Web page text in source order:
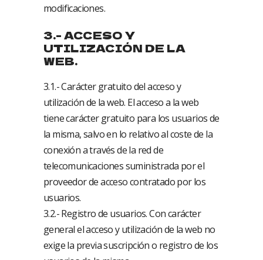
modificaciones.
3.- ACCESO Y
UTILIZACIÓN DE LA
WEB.
3.1.- Carácter gratuito del acceso y
utilización de la web. El acceso a la web
tiene carácter gratuito para los usuarios de
la misma, salvo en lo relativo al coste de la
conexión a través de la red de
telecomunicaciones suministrada por el
proveedor de acceso contratado por los
usuarios.
3.2.- Registro de usuarios. Con carácter
general el acceso y utilización de la web no
exige la previa suscripción o registro de los